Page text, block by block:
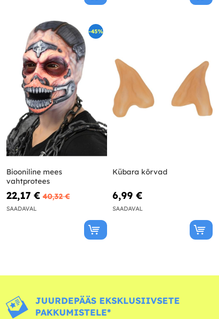
-45%
Biooniline mees
vahtprotees
22,17 € 40,32 €
SAADAVAL
Kübara kõrvad
6,99 €
SAADAVAL
JUURDEPÄÄS EKSKLUSIIVSETE
PAKKUMISTELE*